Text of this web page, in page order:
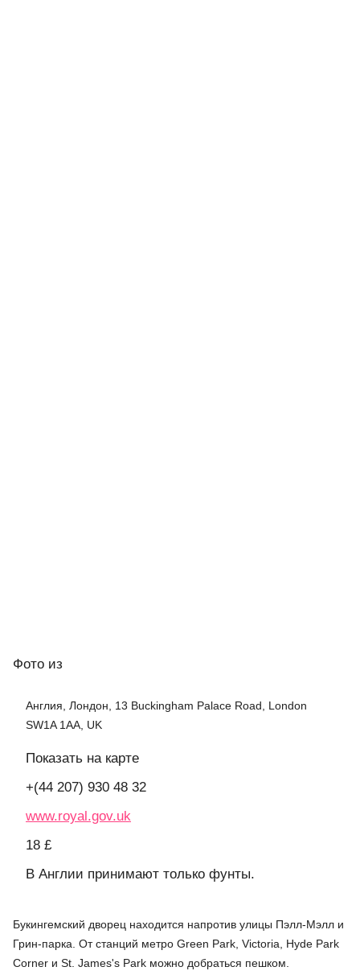
Фото из
Англия, Лондон, 13 Buckingham Palace Road, London
SW1A 1AA, UK
Показать на карте
+(44 207) 930 48 32
www.royal.gov.uk
18 £
В Англии принимают только фунты.
Букингемский дворец находится напротив улицы Пэлл-Мэлл и
Грин-парка. От станций метро Green Park, Victoria, Hyde Park
Corner и St. James's Park можно добраться пешком.